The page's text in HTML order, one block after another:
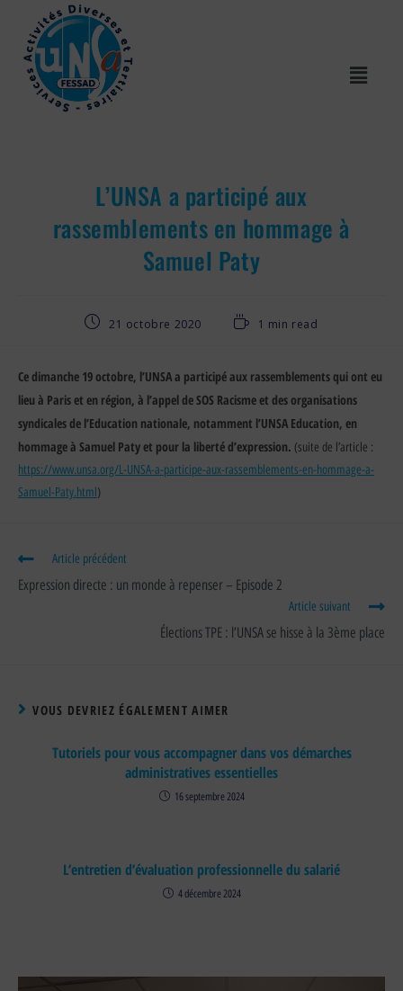
L’UNSA a participé aux
rassemblements en hommage à
Samuel Paty
21 octobre 2020 1 min read
Ce dimanche 19 octobre, l’UNSA a participé aux rassemblements qui ont eu
lieu à Paris et en région, à l’appel de SOS Racisme et des organisations
syndicales de l’Education nationale, notamment l’UNSA Education, en
hommage à Samuel Paty et pour la liberté d’expression. (suite de l’article :
https://www.unsa.org/L-UNSA-a-participe-aux-rassemblements-en-hommage-a-
Samuel-Paty.html)
Article précédent
Expression directe : un monde à repenser – Episode 2
Article suivant
Élections TPE : l’UNSA se hisse à la 3ème place
VOUS DEVRIEZ ÉGALEMENT AIMER
Tutoriels pour vous accompagner dans vos démarches
administratives essentielles
16 septembre 2024
L’entretien d’évaluation professionnelle du salarié
4 décembre 2024